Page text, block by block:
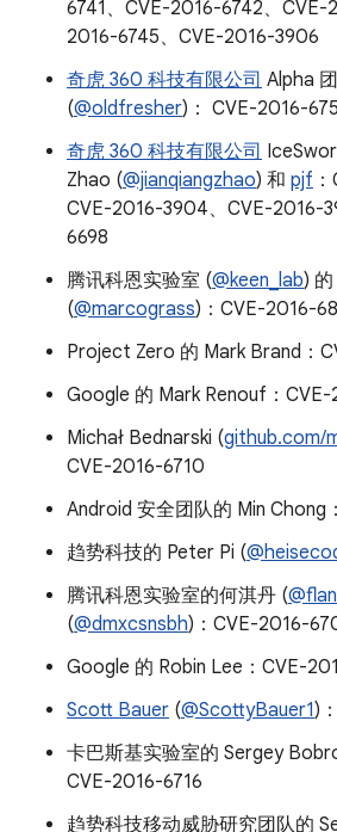
6741、CVE-2016-6742、CVE-
2016-6745、CVE-2016-3906
奇虎 360 科技有限公司 Alpha
(@oldfresher)： CVE-2016-
奇虎 360 科技有限公司
Zhao (@jianqiangzhao) 和 pjf
CVE-2016-3904、CVE-2016-
6698
腾讯科恩实验室 (@keen_lab)
(@marcograss)：CVE-2016-
Project Zero 的 Mark Brand：
Google 的 Mark Renouf：
Michał Bednarski (github.com/
CVE-2016-6710
Android 安全团队的 Min Chong
趋势科技的 Peter Pi (
腾讯科恩实验室的何淇丹 (
(@dmxcsnsbh)：CVE-2016-
Google 的 Robin Lee：CVE-
Scott Bauer (@ScottyBauer1)
卡巴斯基实验室的 Sergey
CVE-2016-6716
趋势科技移动威胁研究团队的